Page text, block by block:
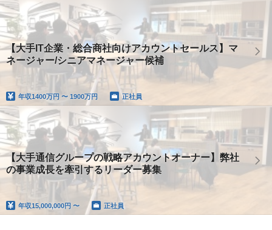
【大手IT企業・総合商社向けアカウントセールス】マ
ネージャー/シニアマネージャー候補
年収1400万円 〜 1900万円 正社員
【大手通信グループの戦略アカウントオーナー】弊社
の事業成長を牽引するリーダー募集
年収15,000,000円 〜 正社員